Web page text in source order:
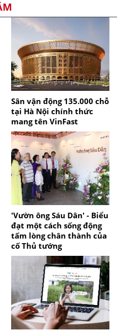
Sân vận động 135.000 chỗ
tại Hà Nội chính thức
mang tên VinFast
'Vườn ông Sáu Dân' - Biểu
đạt một cách sống động
tấm lòng chân thành của
cố Thủ tướng